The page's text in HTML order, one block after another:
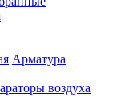
Арматура
воздуха